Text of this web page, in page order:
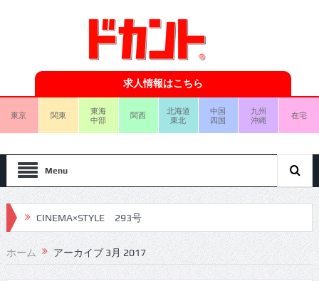
求人情報はこちら
東京 関東
東海
中部
関西
北海道
東北
中国
四国
九州
沖縄
在宅
Menu
CINEMA×STYLE 293号
CINEMA×STYLE 292号
CINEMA×STYLE 291号
ホーム アーカイブ 3月 2017